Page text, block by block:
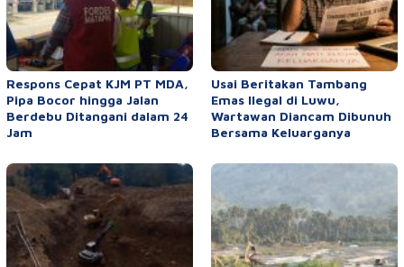
Respons Cepat KJM PT MDA,
Pipa Bocor hingga Jalan
Berdebu Ditangani dalam 24
Jam
Usai Beritakan Tambang
Emas Ilegal di Luwu,
Wartawan Diancam Dibunuh
Bersama Keluarganya